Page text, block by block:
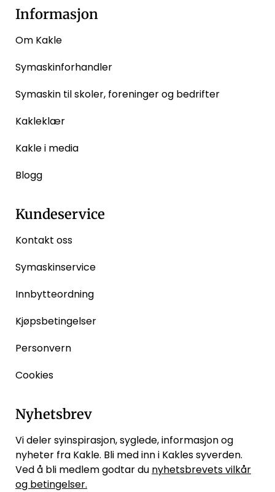
Informasjon
Om Kakle
Symaskinforhandler
Symaskin til skoler, foreninger og bedrifter
Kakleklær
Kakle i media
Blogg
Kundeservice
Kontakt oss
Symaskinservice
Innbytteordning
Kjøpsbetingelser
Personvern
Cookies
Nyhetsbrev
Vi deler syinspirasjon, syglede, informasjon og
nyheter fra Kakle. Bli med inn i Kakles syverden.
Ved å bli medlem godtar du nyhetsbrevets vilkår
og betingelser.